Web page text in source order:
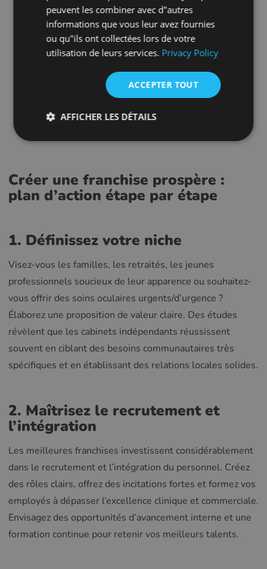
Saturation du marché : la surabondance de franchises
dans les centres urbains peut entraîner une
concurrence intense et des guerres de prix entre les
Rigidité opérationnelle : Vous pouvez avoir moins de
liberté pour tester de nouveaux produits, services ou
modèles de tarification par rapport à une entreprise
Créer une franchise prospère :
plan d’action étape par étape
1. Définissez votre niche
Visez-vous les familles, les retraités, les jeunes
professionnels soucieux de leur apparence ou souhaitez-
vous offrir des soins oculaires urgents/d’urgence ?
Élaborez une proposition de valeur claire. Des études
révèlent que les cabinets indépendants réussissent
souvent en ciblant des besoins communautaires très
spécifiques et en établissant des relations locales solides.
2. Maîtrisez le recrutement et
l’intégration
Les meilleures franchises investissent considérablement
dans le recrutement et l’intégration du personnel. Créez
des rôles clairs, offrez des incitations fortes et formez vos
employés à dépasser l’excellence clinique et commerciale.
Envisagez des opportunités d’avancement interne et une
formation continue pour retenir vos meilleurs talents.
FRENCH
CROATIAN
ITALIAN
PORTUGUESE
SLOVENIAN
peuvent les combiner avec d"autres
informations que vous leur avez fournies
ou qu"ils ont collectées lors de votre
utilisation de leurs services. Privacy Policy
ACCEPTER TOUT
AFFICHER LES DÉTAILS